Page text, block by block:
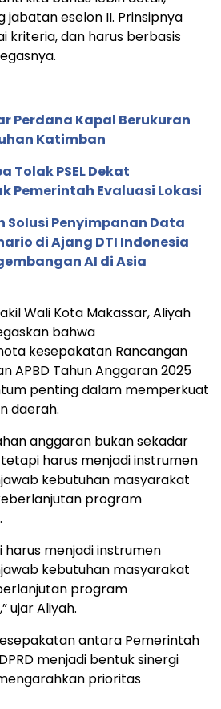
jabatan eselon II. Prinsipnya
kriteria, dan harus berbasis
Perdana Kapal Berukuran
Katimban
Tolak PSEL Dekat
Pemerintah Evaluasi Lokasi
Solusi Penyimpanan Data
di Ajang DTI Indonesia
AI di Asia
Wali Kota Makassar, Aliyah
bahwa
kesepakatan Rancangan
APBD Tahun Anggaran 2025
penting dalam memperkuat
daerah.
anggaran bukan sekadar
harus menjadi instrumen
kebutuhan masyarakat
program
harus menjadi instrumen
kebutuhan masyarakat
program
ujar Aliyah.
antara Pemerintah
menjadi bentuk sinergi
prioritas